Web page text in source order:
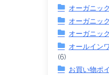
オーガニッ
オーガニッ
オーガニッ
オールイン
(6)
お買い物ポ